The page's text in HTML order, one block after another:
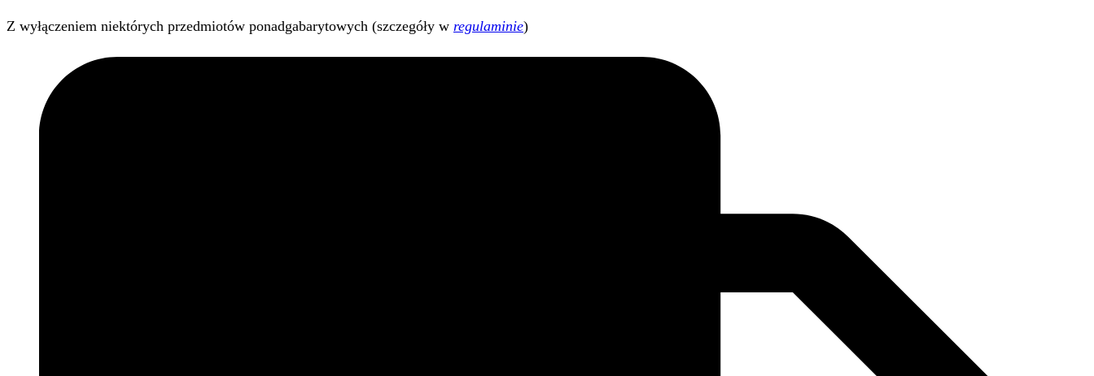
Z wyłączeniem niektórych przedmiotów ponadgabarytowych (szczegóły w regulaminie)